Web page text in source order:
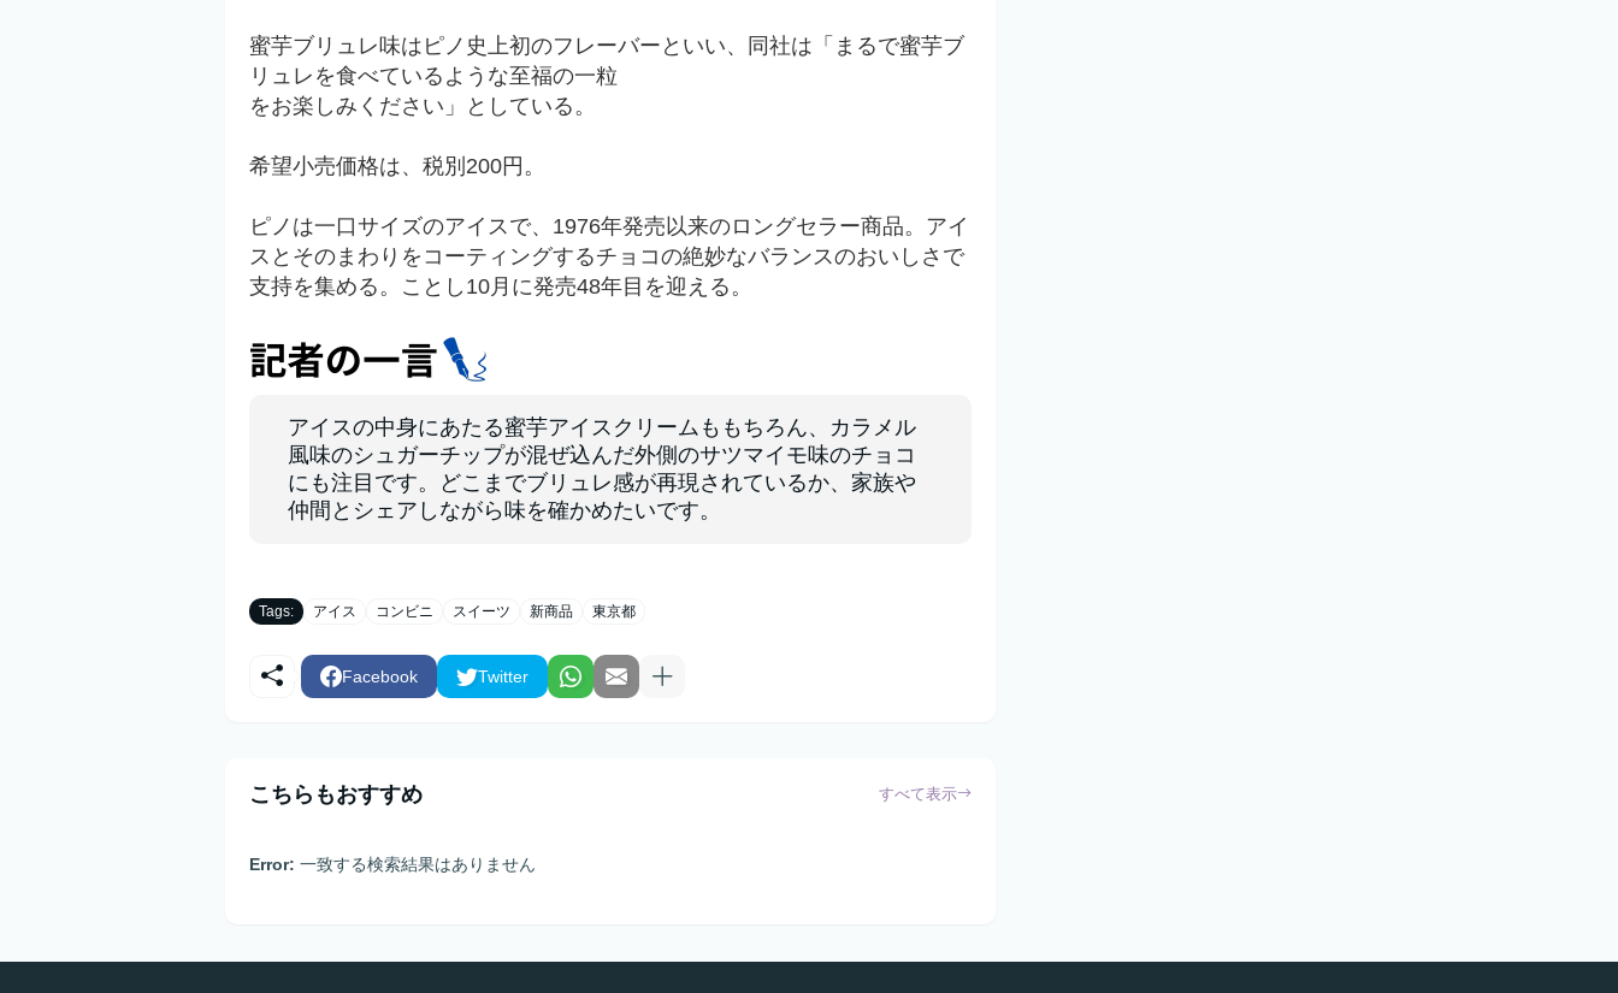
蜜芋ブリュレ味はピノ史上初のフレーバーといい、同社は「まるで蜜芋ブ
リュレを食べているような至福の一粒
をお楽しみください」としている。
希望小売価格は、税別200円。
ピノは一口サイズのアイスで、1976年発売以来のロングセラー商品。アイ
スとそのまわりをコーティングするチョコの絶妙なバランスのおいしさで
支持を集める。ことし10月に発売48年目を迎える。
アイスの中身にあたる蜜芋アイスクリームももちろん、カラメル
風味のシュガーチップが混ぜ込んだ外側のサツマイモ味のチョコ
にも注目です。どこまでブリュレ感が再現されているか、家族や
仲間とシェアしながら味を確かめたいです。
Tags: アイス コンビニ スイーツ 新商品 東京都
Facebook Twitter
こちらもおすすめ すべて表示
Error: 一致する検索結果はありません